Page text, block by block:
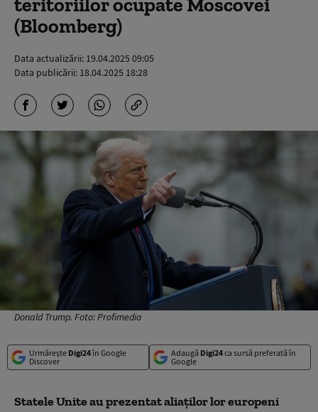
(Bloomberg)
Data actualizării: 19.04.2025 09:05
Data publicării: 18.04.2025 18:28
Donald Trump. Foto: Profimedia
Urmărește Digi24în Google
Discover
Adaugă Digi24ca sursă preferată în
Google
Statele Unite au prezentat aliaților lor europeni